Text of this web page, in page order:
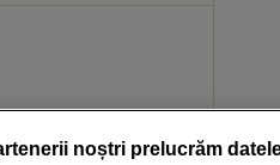
noștri prelucrăm